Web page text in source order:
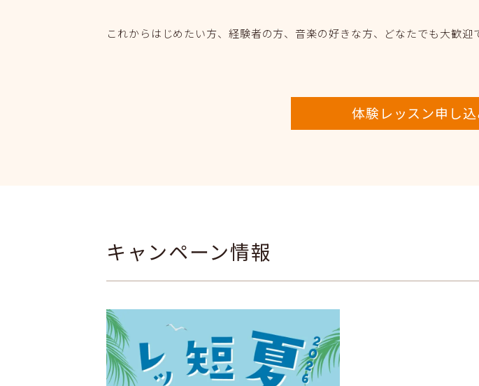
これからはじめたい方、経験者の方、音楽の好きな方、どなたでも大歓迎
体験レッスン申し
キャンペーン情報